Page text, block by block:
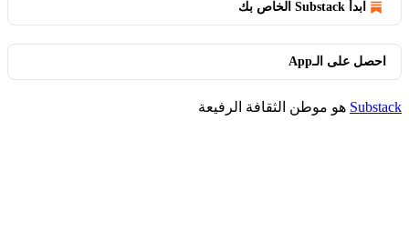
ابدأ Substack الخاص بك
احصل على الـApp
Substack هو موطن الثقافة الرفيعة